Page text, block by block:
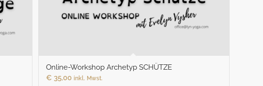
Online-Workshop Archetyp SCHÜTZE
€ 35,00 inkl. Mwst.